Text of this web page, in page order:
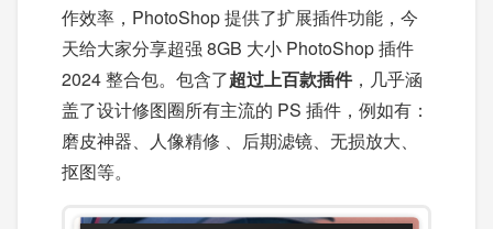
作效率，PhotoShop 提供了扩展插件功能，今
天给大家分享超强 8GB 大小 PhotoShop 插件
2024 整合包。包含了超过上百款插件，几乎涵
盖了设计修图圈所有主流的 PS 插件，例如有：
磨皮神器、人像精修 、后期滤镜、无损放大、
抠图等。